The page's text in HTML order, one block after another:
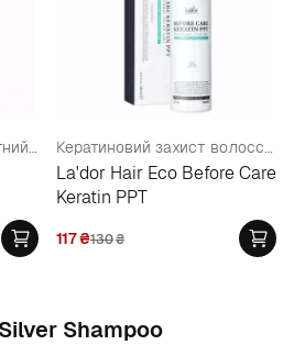
Кератиновий безсульфатний шампунь Кератиновий захист волосся під час фарбування
La'dor Hair Eco Before Care
Keratin PPT
117₴130₴
Shampoo